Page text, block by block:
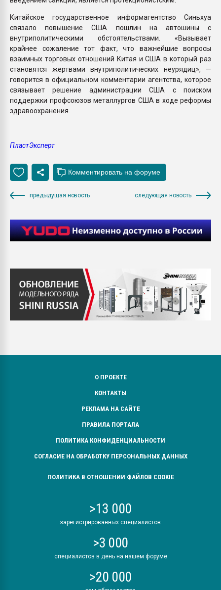
Китайское государственное информагентство Синьхуа
связало повышение США пошлин на автошины с
внутриполитическими обстоятельствами. «Вызывает
крайнее сожаление тот факт, что важнейшие вопросы
взаимных торговых отношений Китая и США в который раз
становятся жертвами внутриполитических неурядиц», —
говорится в официальном комментарии агентства, которое
связывает решение администрации США с поиском
поддержки профсоюзов металлургов США в ходе реформы
здравоохранения.
ПластЭксперт
предыдущая новость следующая новость
О ПРОЕКТЕ
КОНТАКТЫ
РЕКЛАМА НА САЙТЕ
ПРАВИЛА ПОРТАЛА
ПОЛИТИКА КОНФИДЕНЦИАЛЬНОСТИ
СОГЛАСИЕ НА ОБРАБОТКУ ПЕРСОНАЛЬНЫХ ДАННЫХ
ПОЛИТИКА В ОТНОШЕНИИ ФАЙЛОВ COOKIE
>13 000
зарегистрированных специалистов
>3 000
специалистов в день на нашем форуме
>20 000